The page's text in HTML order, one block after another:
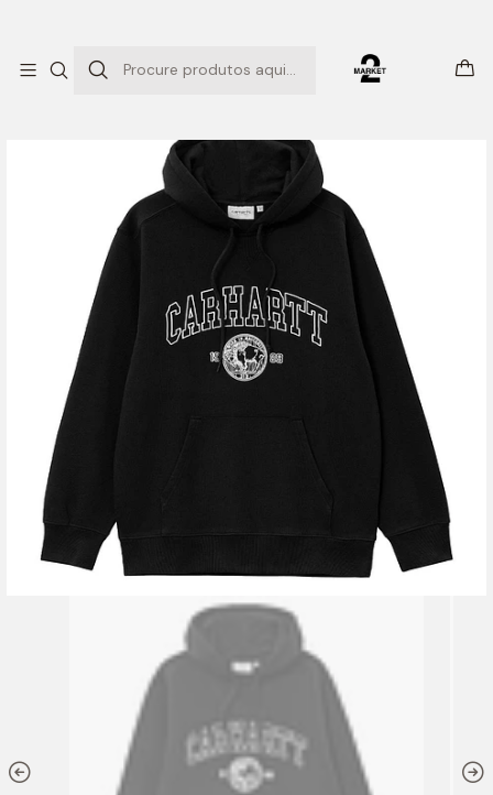
Início HOODED SWEATSHIRT COIN (BLACK)